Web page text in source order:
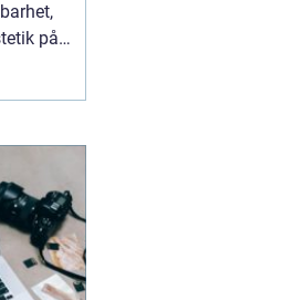
på
Den
bränns
skylt
och
som